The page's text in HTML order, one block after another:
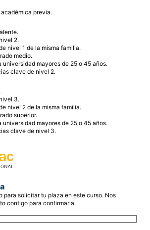
previa.
2.
nivel 1 de la misma familia.
medio.
universidad mayores de 25 o 45 años.
clave de nivel 2.
3.
nivel 2 de la misma familia.
superior.
universidad mayores de 25 o 45 años.
clave de nivel 3.
para solicitar tu plaza en este curso. Nos
contigo para confirmarla.